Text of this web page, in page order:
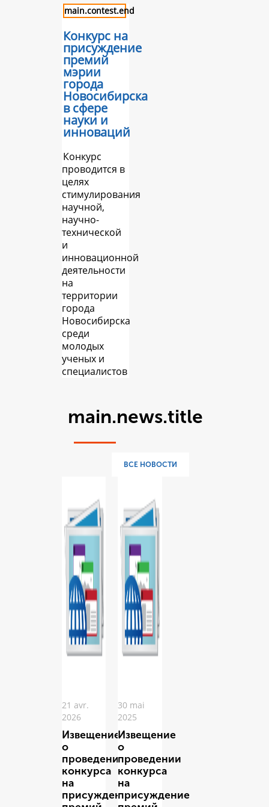
main.contest.end
Конкурс на
присуждение
премий
мэрии
города
Новосибирска
в сфере
науки и
инноваций
Конкурс
проводится в
целях
стимулирования
научной,
научно-
технической
и
инновационной
деятельности
на
территории
города
Новосибирска
среди
молодых
ученых и
специалистов
main.news.title
ВСЕ НОВОСТИ
21 avr.
2026
Извещение
о
проведении
конкурса
на
присуждение
30 mai
2025
Извещение
о
проведении
конкурса
на
присуждение